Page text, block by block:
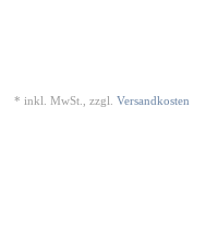
* inkl. MwSt., zzgl. Versandkosten